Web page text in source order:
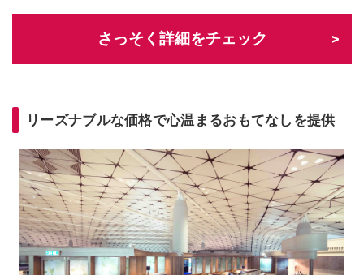
さっそく詳細をチェック
リーズナブルな価格で心温まるおもてなしを提供